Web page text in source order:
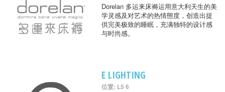
Dorelan 多运来床褥运用意大利天生的美
学灵感及对艺术的热情態度，创造出提
供完美极致的睡眠，充满独特的设计感
与时尚感。
E LIGHTING
位置: L5 6